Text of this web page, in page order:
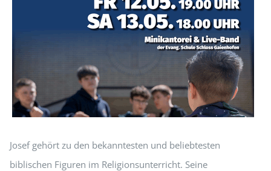
Josef gehört zu den bekanntesten und beliebtesten
biblischen Figuren im Religionsunterricht. Seine